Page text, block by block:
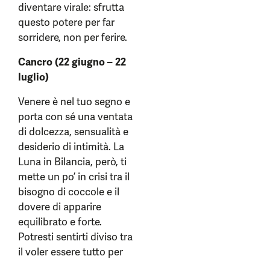
diventare virale: sfrutta
questo potere per far
sorridere, non per ferire.
Cancro (22 giugno – 22
luglio)
Venere è nel tuo segno e
porta con sé una ventata
di dolcezza, sensualità e
desiderio di intimità. La
Luna in Bilancia, però, ti
mette un po’ in crisi tra il
bisogno di coccole e il
dovere di apparire
equilibrato e forte.
Potresti sentirti diviso tra
il voler essere tutto per